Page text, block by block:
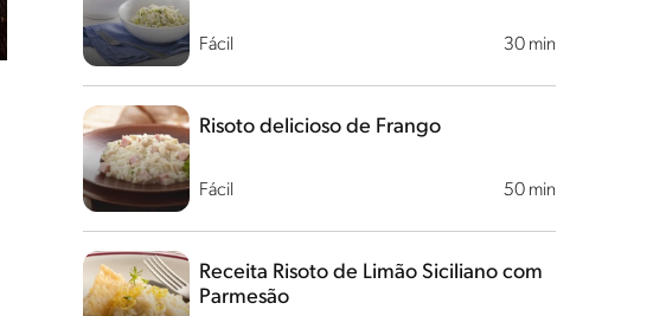
Fácil 30 min
Fácil 50 min
Risoto delicioso de Frango
Receita Risoto de Limão Siciliano com
Parmesão